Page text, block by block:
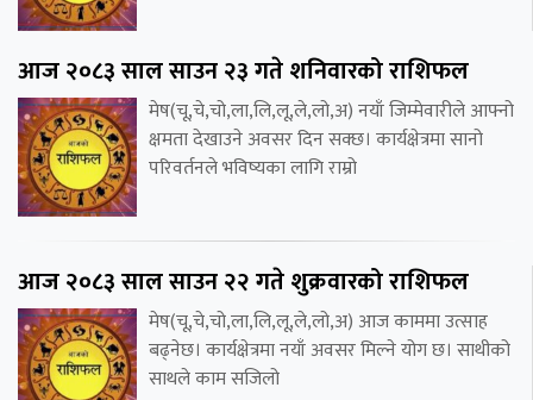
आज २०८३ साल साउन २३ गते शनिवारको राशिफल
मेष(चू,चे,चो,ला,लि,लू,ले,लो,अ) नयाँ जिम्मेवारीले आफ्नो
क्षमता देखाउने अवसर दिन सक्छ। कार्यक्षेत्रमा सानो
परिवर्तनले भविष्यका लागि राम्रो
आज २०८३ साल साउन २२ गते शुक्रवारको राशिफल
मेष(चू,चे,चो,ला,लि,लू,ले,लो,अ) आज काममा उत्साह
बढ्नेछ। कार्यक्षेत्रमा नयाँ अवसर मिल्ने योग छ। साथीको
साथले काम सजिलो